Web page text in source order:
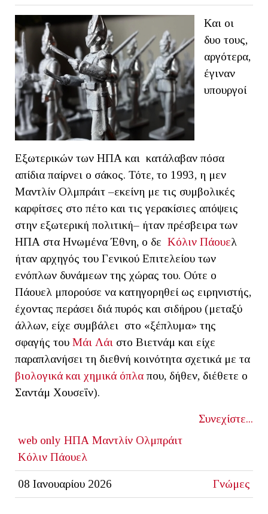
Και οι
δυο τους,
αργότερα,
έγιναν
υπουργοί
Εξωτερικών των ΗΠΑ και κατάλαβαν πόσα
απίδια παίρνει ο σάκος. Τότε, το 1993, η μεν
Μαντλίν Ολμπράιτ –εκείνη με τις συμβολικές
καρφίτσες στο πέτο και τις γερακίσιες απόψεις
στην εξωτερική πολιτική– ήταν πρέσβειρα των
ΗΠΑ στα Ηνωμένα Έθνη, ο δε Κόλιν Πάουελ
ήταν αρχηγός του Γενικού Επιτελείου των
ενόπλων δυνάμεων της χώρας του. Ούτε ο
Πάουελ μπορούσε να κατηγορηθεί ως ειρηνιστής,
έχοντας περάσει διά πυρός και σιδήρου (μεταξύ
άλλων, είχε συμβάλει στο «ξέπλυμα» της
σφαγής του Μάι Λάι στο Βιετνάμ και είχε
παραπλανήσει τη διεθνή κοινότητα σχετικά με τα
βιολογικά και χημικά όπλα που, δήθεν, διέθετε ο
Σαντάμ Χουσεΐν).
Συνεχίστε...
web only ΗΠΑ Μαντλίν Ολμπράιτ
Κόλιν Πάουελ
08 Ιανουαρίου 2026 Γνώμες